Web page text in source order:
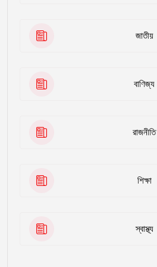
জাতীয়
বাণিজ্য
রাজনীতি
শিক্ষা
স্বাস্থ্য